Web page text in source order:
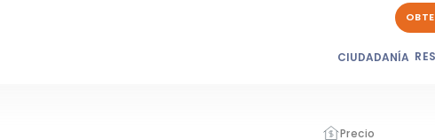
CIUDADANÍA
Precio